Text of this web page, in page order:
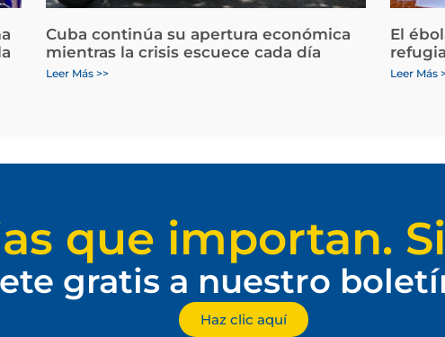
Cuba continúa su apertura económica
mientras la crisis escuece cada día
Leer Más >>
El
Leer Más
que importan.
gratis a nuestro
Haz clic aquí